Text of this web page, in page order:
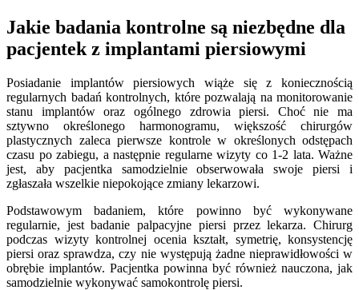
Jakie badania kontrolne są niezbędne dla
pacjentek z implantami piersiowymi
Posiadanie implantów piersiowych wiąże się z koniecznością
regularnych badań kontrolnych, które pozwalają na monitorowanie
stanu implantów oraz ogólnego zdrowia piersi. Choć nie ma
sztywno określonego harmonogramu, większość chirurgów
plastycznych zaleca pierwsze kontrole w określonych odstępach
czasu po zabiegu, a następnie regularne wizyty co 1-2 lata. Ważne
jest, aby pacjentka samodzielnie obserwowała swoje piersi i
zgłaszała wszelkie niepokojące zmiany lekarzowi.
Podstawowym badaniem, które powinno być wykonywane
regularnie, jest badanie palpacyjne piersi przez lekarza. Chirurg
podczas wizyty kontrolnej ocenia kształt, symetrię, konsystencję
piersi oraz sprawdza, czy nie występują żadne nieprawidłowości w
obrębie implantów. Pacjentka powinna być również nauczona, jak
samodzielnie wykonywać samokontrolę piersi.